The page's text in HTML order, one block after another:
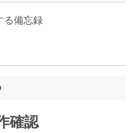
る備忘録
確認